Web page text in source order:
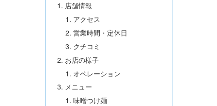
店舗情報
アクセス
営業時間・定休日
クチコミ
お店の様子
オペレーション
メニュー
味噌つけ麺